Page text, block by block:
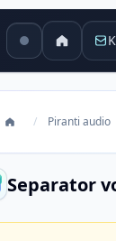
/ Piranti audio
Separator